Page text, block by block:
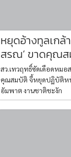
หยุดอ้างทูลเกล้
สรณ’ ขาดคุณ
สว.เทวฤทธิ์ซัดเดือดหมอ
คุณสมบัติ จี้หยุดปฏิบัติห
อัมพาต งานชาติชะงัก